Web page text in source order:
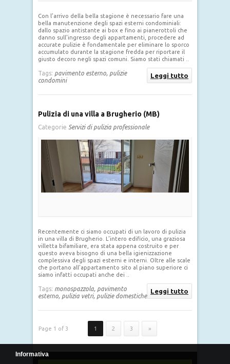
Con l’arrivo della bella stagione è necessario fare una
bella manutenzione degli spazi esterni condominiali:
dallo spazio antistante ai box e fino ai pianerottoli che
danno sull’ingresso degli appartamenti, procedere ad
accurate pulizie è fondamentale per eliminare lo sporco
accumulato durante la stagione fredda per riportare il
giusto decoro negli spazi comuni. Siamo stati chiamati ..
Leggi tutto
Tags: pavimento esterno, pulizie
condomini
Pulizia di una villa a Brugherio (MB)
Categorie Servizi di pulizia professionale
Recentemente ci siamo occupati di un lavoro di pulizia
in una villa di Brugherio. L’intero edificio, una graziosa
villetta bifamiliare, era stata appena costruito e per
questo aveva bisogno di una bella igienizzazione
complessiva degli spazi esterni e interni. Oltre alle scale
che portano all’appartamento sito al piano superiore ci
siamo infatti occupati anche dei ..
Leggi tutto
Tags: monospazzola, pavimento
esterno, pulizia vetri, pulizie domestiche
Page 1 of 3 1 2 3 »
Informativa